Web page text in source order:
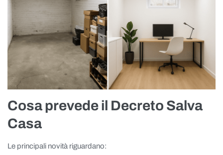
Cosa prevede il Decreto Salva
Casa
Le principali novità riguardano: